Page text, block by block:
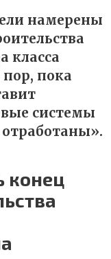
намерены
класса
пока
системы
конец